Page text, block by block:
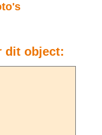
dit object: